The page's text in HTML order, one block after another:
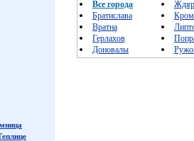
Все города
Братислава
Вратна
Герлахов
Доновалы
Ждяр